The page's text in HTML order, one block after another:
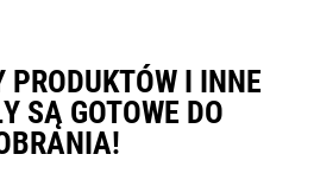
PRODUKTÓW I INNE
SĄ GOTOWE DO